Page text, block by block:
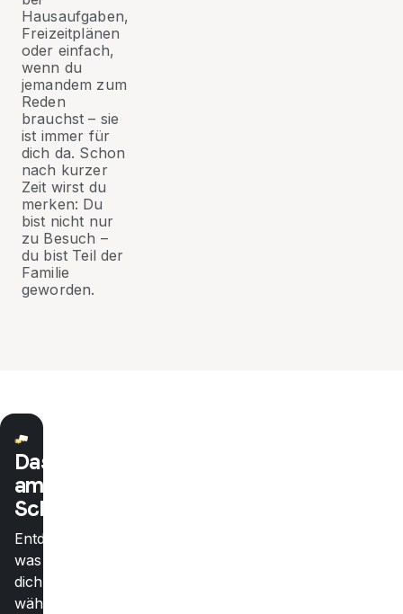
Hausaufgaben,
Freizeitplänen
oder einfach,
wenn du
jemandem zum
Reden
brauchst – sie
ist immer für
dich da. Schon
nach kurzer
Zeit wirst du
merken: Du
bist nicht nur
zu Besuch –
du bist Teil der
Familie
geworden.
Das
amerikanische
Schulsystem
Entdecke,
was
dich
während